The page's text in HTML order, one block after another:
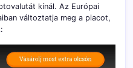
kínál. Az Európai
változtatja meg a piacot,